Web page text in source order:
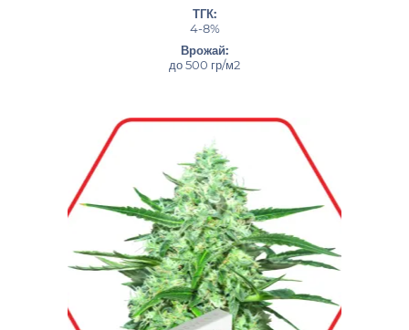
ТГК:
4-8%
Врожай:
до 500 гр/м2